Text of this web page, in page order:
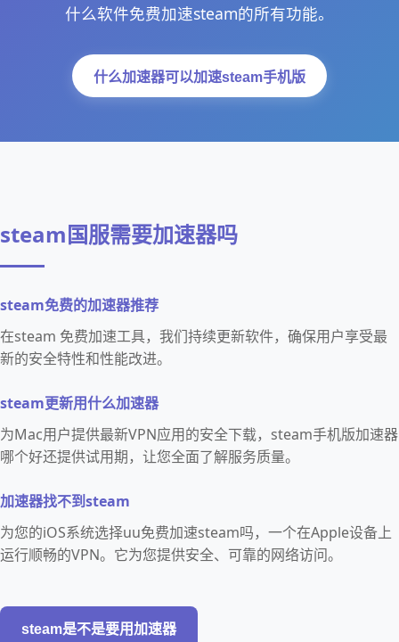
什么软件免费加速steam的所有功能。
什么加速器可以加速steam手机版
steam国服需要加速器吗
steam免费的加速器推荐
在steam 免费加速工具，我们持续更新软件，确保用户享受最
新的安全特性和性能改进。
steam更新用什么加速器
为Mac用户提供最新VPN应用的安全下载，steam手机版加速器
哪个好还提供试用期，让您全面了解服务质量。
加速器找不到steam
为您的iOS系统选择uu免费加速steam吗，一个在Apple设备上
运行顺畅的VPN。它为您提供安全、可靠的网络访问。
steam是不是要用加速器